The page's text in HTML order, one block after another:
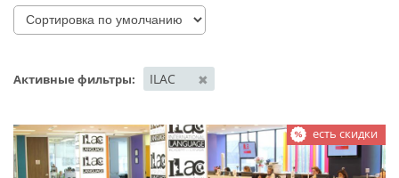
Активные фильтры: ILAC ✖
есть скидки